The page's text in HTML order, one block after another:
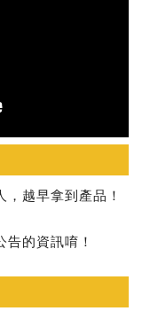
越早拿到產品！
的資訊唷！